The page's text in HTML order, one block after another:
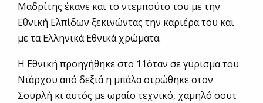
Μαδρίτης έκανε και το ντεμπούτο του με την
Εθνική Ελπίδων ξεκινώντας την καριέρα του και
με τα Ελληνικά Εθνικά χρώματα.
Η Εθνική προηγήθηκε στο 11΄όταν σε γύρισμα του
Νιάρχου από δεξιά η μπάλα στρώθηκε στον
Σουρλή κι αυτός με ωραίο τεχνικό, χαμηλό σουτ